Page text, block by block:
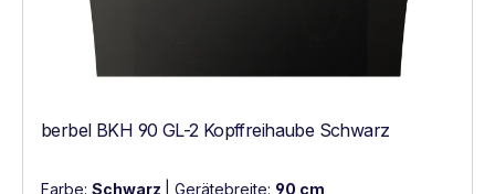
berbel BKH 90 GL-2 Kopffreihaube Schwarz
Farbe: Schwarz Gerätebreite: 90 cm